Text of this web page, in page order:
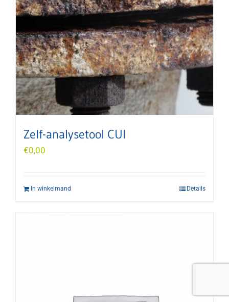
Zelf-analysetool CUI
€0,00
In winkelmand Details